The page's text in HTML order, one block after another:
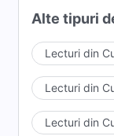
01:32:01
Jitomir
01:36:32
(India)
01:42:03
Alte tipuri
Lecturi din
Lecturi din
Lecturi din